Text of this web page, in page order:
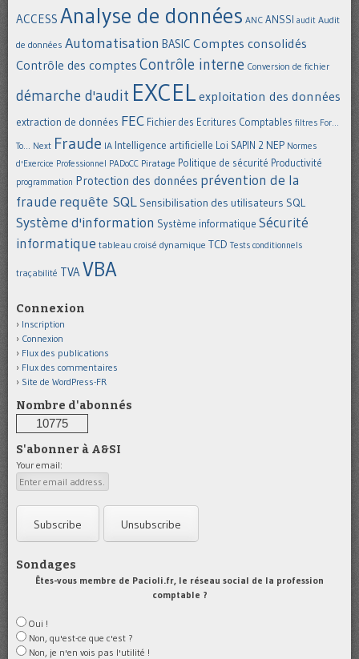
ACCESS Analyse de données ANC ANSSI audit Audit
de données Automatisation BASIC Comptes consolidés
Contrôle des comptes Contrôle interne Conversion de fichier
démarche d'audit EXCEL exploitation des données
extraction de données FEC Fichier des Ecritures Comptables filtres For...
To... Next Fraude IA Intelligence artificielle Loi SAPIN 2 NEP Normes
d'Exercice Professionnel PADoCC Piratage Politique de sécurité Productivité
programmation Protection des données prévention de la
fraude requête SQL Sensibilisation des utilisateurs SQL
Système d'information Système informatique Sécurité
informatique tableau croisé dynamique TCD Tests conditionnels
traçabilité TVAVBA
Connexion
Inscription
Connexion
Flux des publications
Flux des commentaires
Site de WordPress-FR
Nombre d'abonnés
10775
S'abonner à A&SI
Your email:
Sondages
Êtes-vous membre de Pacioli.fr, le réseau social de la profession
comptable ?
Oui !
Non, qu'est-ce que c'est ?
Non, je n'en vois pas l'utilité !